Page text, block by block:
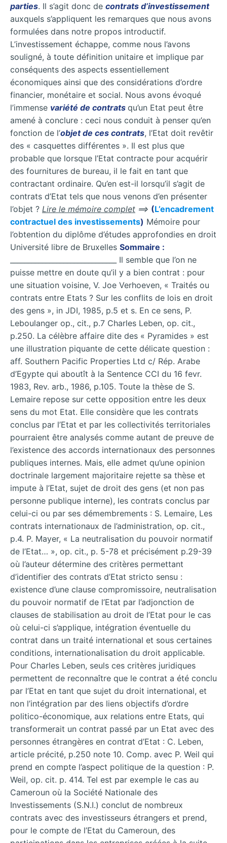
parties. Il s’agit donc de contrats d’investissement
auxquels s’appliquent les remarques que nous avons
formulées dans notre propos introductif.
L’investissement échappe, comme nous l’avons
souligné, à toute définition unitaire et implique par
conséquents des aspects essentiellement
économiques ainsi que des considérations d’ordre
financier, monétaire et social. Nous avons évoqué
l’immense variété de contrats qu’un Etat peut être
amené à conclure : ceci nous conduit à penser qu’en
fonction de l’objet de ces contrats, l’Etat doit revêtir
des « casquettes différentes ». Il est plus que
probable que lorsque l’Etat contracte pour acquérir
des fournitures de bureau, il le fait en tant que
contractant ordinaire. Qu’en est-il lorsqu’il s’agit de
contrats d’Etat tels que nous venons d’en présenter
l’objet ? Lire le mémoire complet ==> (L’encadrement
contractuel des investissements) Mémoire pour
l’obtention du diplôme d’études approfondies en droit
Université libre de Bruxelles Sommaire :
______________________________ Il semble que l’on ne
puisse mettre en doute qu’il y a bien contrat : pour
une situation voisine, V. Joe Verhoeven, « Traités ou
contrats entre Etats ? Sur les conflits de lois en droit
des gens », in JDI, 1985, p.5 et s. En ce sens, P.
Leboulanger op., cit., p.7 Charles Leben, op. cit.,
p.250. La célèbre affaire dite des « Pyramides » est
une illustration piquante de cette délicate question :
aff. Southern Pacific Properties Ltd c/ Rép. Arabe
d’Egypte qui aboutît à la Sentence CCI du 16 fevr.
1983, Rev. arb., 1986, p.105. Toute la thèse de S.
Lemaire repose sur cette opposition entre les deux
sens du mot Etat. Elle considère que les contrats
conclus par l’Etat et par les collectivités territoriales
pourraient être analysés comme autant de preuve de
l’existence des accords internationaux des personnes
publiques internes. Mais, elle admet qu’une opinion
doctrinale largement majoritaire rejette sa thèse et
impute à l’Etat, sujet de droit des gens (et non pas
personne publique interne), les contrats conclus par
celui-ci ou par ses démembrements : S. Lemaire, Les
contrats internationaux de l’administration, op. cit.,
p.4. P. Mayer, « La neutralisation du pouvoir normatif
de l’Etat… », op. cit., p. 5-78 et précisément p.29-39
où l’auteur détermine des critères permettant
d’identifier des contrats d’Etat stricto sensu :
existence d’une clause compromissoire, neutralisation
du pouvoir normatif de l’Etat par l’adjonction de
clauses de stabilisation au droit de l’Etat pour le cas
où celui-ci s’applique, intégration éventuelle du
contrat dans un traité international et sous certaines
conditions, internationalisation du droit applicable.
Pour Charles Leben, seuls ces critères juridiques
permettent de reconnaître que le contrat a été conclu
par l’Etat en tant que sujet du droit international, et
non l’intégration par des liens objectifs d’ordre
politico-économique, aux relations entre Etats, qui
transformerait un contrat passé par un Etat avec des
personnes étrangères en contrat d’Etat : C. Leben,
article précité, p.250 note 10. Comp. avec P. Weil qui
prend en compte l’aspect politique de la question : P.
Weil, op. cit. p. 414. Tel est par exemple le cas au
Cameroun où la Société Nationale des
Investissements (S.N.I.) conclut de nombreux
contrats avec des investisseurs étrangers et prend,
pour le compte de l’Etat du Cameroun, des